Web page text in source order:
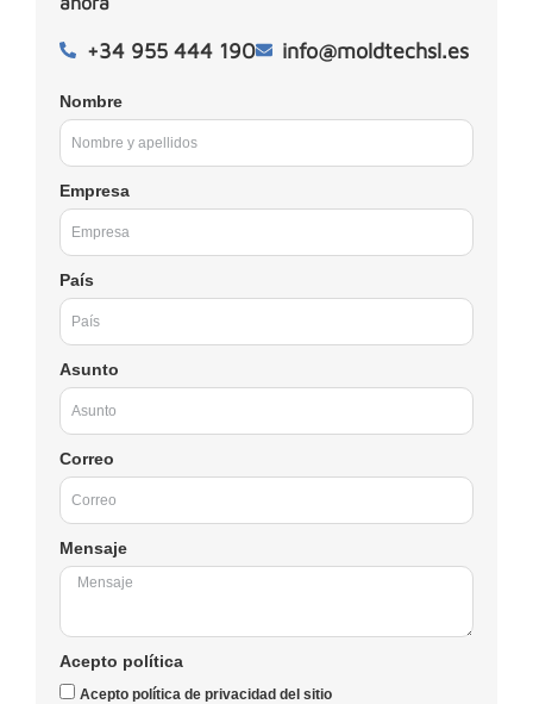
+34 955 444 190 info@moldtechsl.es
Nombre
Empresa
País
Asunto
Correo
Mensaje
Acepto política
Acepto política de privacidad del sitio